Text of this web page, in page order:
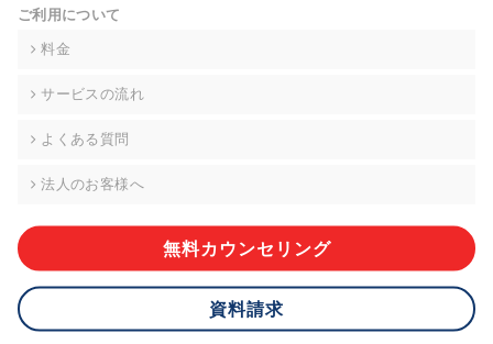
により、ご希望に添えない場合があります。 なお、アクセスロ
グなどの個人情報以外の情報については、原則として開示等は
株式会社div 個人情報問合せ窓口
メールアドレス:privacy_policy@di-v.co.jp
ご本人様が当社に個人情報を提供されるかどうかは任意による
応ができない場合があります。
8.cookieにより取得・分析した情報とその利用について
ご利用について
料金
サービスの流れ
よくある質問
法人のお客様へ
無料カウンセリング
資料請求